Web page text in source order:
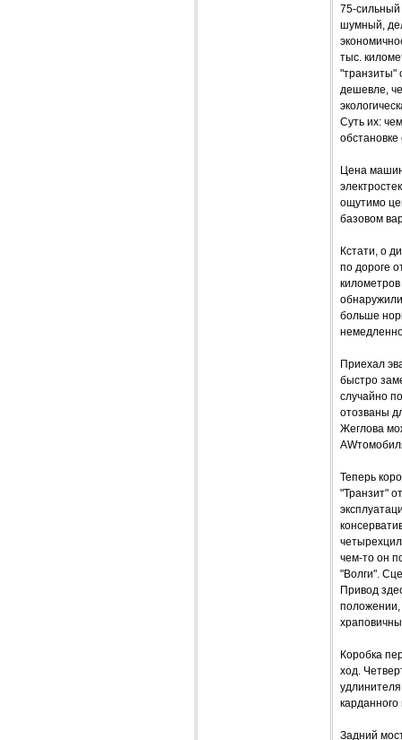
75-сильный
шумный,
тыс.
"транзиты"
дешевле,
Суть их:
Цена
ощутимо
базовом
Кстати, о
по дороге
больше
Приехал
быстро
случайно
отозваны
Жеглова
Теперь
"Транзит"
чем-то он
"Волги".
Привод
положении,
Коробка
ход.
Задний